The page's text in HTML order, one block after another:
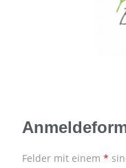
Felder mit einem*